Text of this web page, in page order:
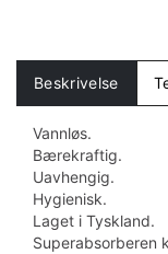
Beskrivelse
Vannløs.
Bærekraftig.
Uavhengig.
Hygienisk.
Laget i Tyskland.
Superabsorberen